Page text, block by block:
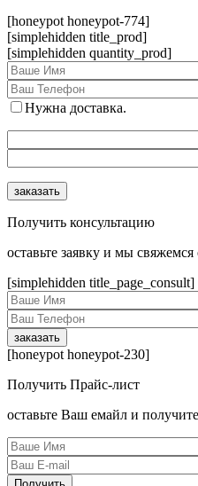
[honeypot honeypot-774]
[simplehidden title_prod]
[simplehidden quantity_prod]
Нужна доставка.
Получить консультацию
оcтавьте заявку и мы свяжемся
[simplehidden title_page_consult]
[honeypot honeypot-230]
Получить Прайс-лист
оcтавьте Ваш емайл и